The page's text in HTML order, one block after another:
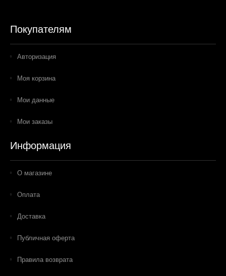
Покупателям
Авторизация
Моя корзина
Мои данные
Мои заказы
Информация
О магазине
Оплата
Доставка
Публичная оферта
Правила возврата